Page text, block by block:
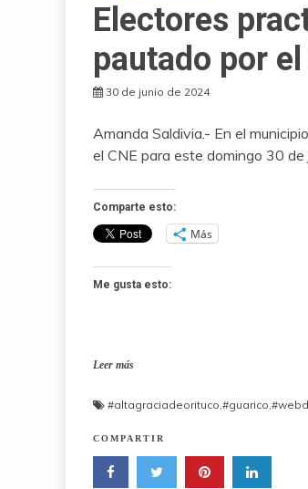
Electores
pautado por el
30 de junio de 2024
Amanda Saldivia.- En el
el CNE para este domingo 30 de
Comparte esto:
Más
Me gusta esto:
Leer más
#altagraciadeorituco,#guarico,
COMPARTIR